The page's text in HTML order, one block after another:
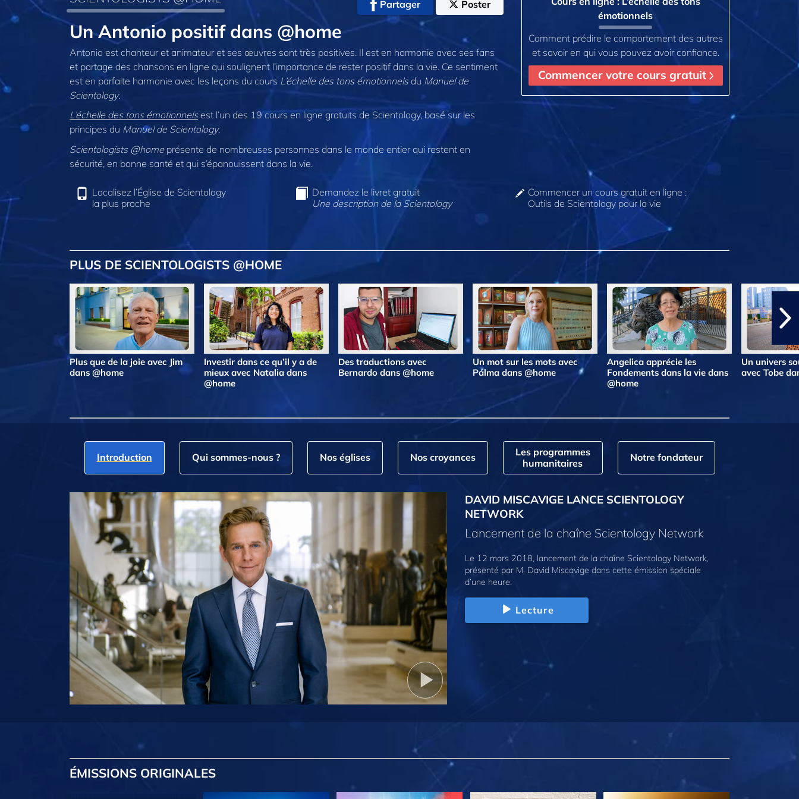
Partager Poster
Un Antonio positif dans @home
Antonio est chanteur et animateur et ses œuvres sont très positives. Il est en harmonie avec ses fans
et partage des chansons en ligne qui soulignent l’importance de rester positif dans la vie. Ce sentiment
est en parfaite harmonie avec les leçons du cours L’échelle des tons émotionnelsdu Manuel de
Scientology.
L’échelle des tons émotionnelsest l’un des 19 cours en ligne gratuits de Scientology, basé sur les
principes du Manuel de Scientology.
Scientologists @homeprésente de nombreuses personnes dans le monde entier qui restent en
sécurité, en bonne santé et qui s’épanouissent dans la vie.
émotionnels
Comment prédire le comportement des autres
et savoir en qui vous pouvez avoir confiance.
Commencer votre cours gratuit
Localisez l’Église de Scientology
la plus proche
Demandez le livret gratuit
Une description de la Scientology
Commencer un cours gratuit en ligne :
Outils de Scientology pour la vie
PLUS DE SCIENTOLOGISTS @HOME
Plus que de la joie avec Jim
dans @home
Investir dans ce qu’il y a de
mieux avec Natalia dans
@home
Des traductions avec
Bernardo dans @home
Un mot sur les mots avec
Pálma dans @home
Angelica apprécie les
Fondements dans la vie dans
@home
Un univers
avec Tobe
Introduction Qui sommes‑nous ? Nos églises Nos croyances
Les programmes
humanitaires
Notre fondateur
DAVID MISCAVIGE LANCE SCIENTOLOGY
NETWORK
Lancement de la chaîne Scientology Network
Le 12 mars 2018, lancement de la chaîne Scientology Network,
présenté par M. David Miscavige dans cette émission spéciale
d’une heure.
Lecture
ÉMISSIONS ORIGINALES